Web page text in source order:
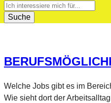
Ich
interessiere
Suche
Welche Jobs gibt es im
Wie sieht dort der